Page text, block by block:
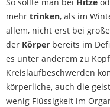
mehr trinken, als im
allem, nicht erst bei
der Körper bereits im
es unter anderem zu
Kreislaufbeschwerden
körperliche, auch die
wenig Flüssigkeit im